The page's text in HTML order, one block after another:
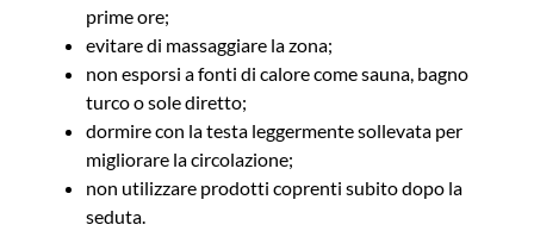
prime ore;
evitare di massaggiare la zona;
non esporsi a fonti di calore come sauna, bagno
turco o sole diretto;
dormire con la testa leggermente sollevata per
migliorare la circolazione;
non utilizzare prodotti coprenti subito dopo la
seduta.